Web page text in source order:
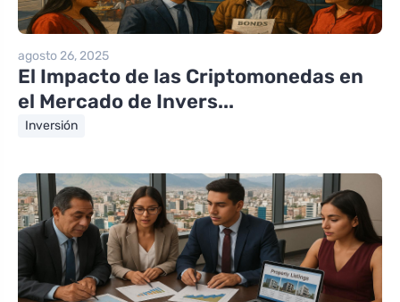
agosto 26, 2025
El Impacto de las Criptomonedas en
el Mercado de Invers...
Inversión